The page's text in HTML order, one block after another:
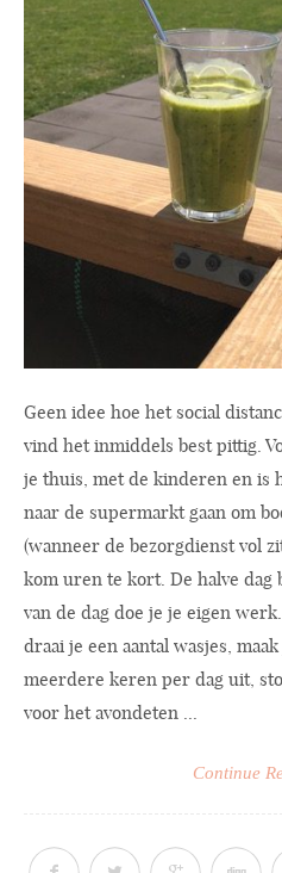
Geen idee hoe het social
vind het inmiddels best pittig.
je thuis, met de kinderen en is
naar de supermarkt gaan om
(wanneer de bezorgdienst vol
kom uren te kort. De halve
van de dag doe je je eigen
draai je een aantal wasjes,
meerdere keren per dag uit,
voor het avondeten ...
Continue